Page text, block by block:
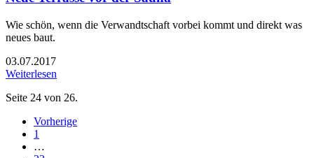
Wie schön, wenn die Verwandtschaft vorbei kommt und direkt was
neues baut.
03.07.2017
Weiterlesen
Seite 24 von 26.
Vorherige
1
…